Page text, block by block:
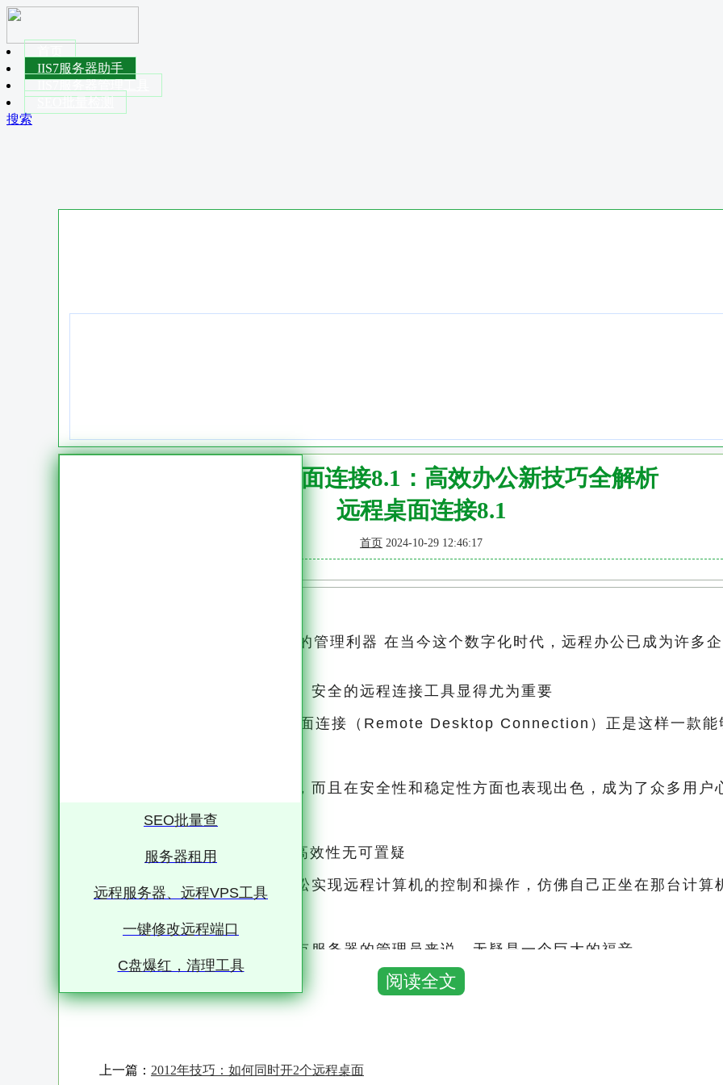
IIS7服务器助手
搜索
掌握远程桌面连接8.1：高效办公新技巧全解析
远程桌面连接8.1
首页 2024-10-29 12:46:17
远程桌面连接8.1：高效、安全的管理利器 在当今这个数字化时代，远程办公已成为许多
而在这个过程中，一款高效、安全的远程连接工具显得尤为重要
Windows 8.1自带的远程桌面连接（Remote Desktop Connection）正是这样一款能
它不仅功能强大，操作简便，而且在安全性和稳定性方面也表现出色，成为了众多用户
首先，远程桌面连接8.1的高效性无可置疑
通过这款工具，用户可以轻松实现远程计算机的控制和操作，仿佛自己正坐在那台计算
这对于需要频繁访问不同地点服务器的管理员来说，无疑是一个巨大的福音
他们无需再为繁琐的出差和现场维护而烦恼，只需一台能够上网的设备，就可以随时随
自己的服务器
大大提高了工作效率
阅读全文
上一篇： 2012年技巧：如何同时开2个远程桌面
SEO批量查
服务器租用
远程服务器、远程VPS工具
一键修改远程端口
C盘爆红，清理工具